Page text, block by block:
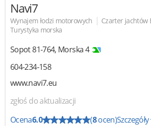
Navi7
Wynajem łodzi motorowych | Czarter jachtów
Turystyka morska
Sopot81-764, Morska 4
604-234-158
www.navi7.eu
zgłoś do aktualizacji
Ocena6.0 (8ocen)Szczegóły